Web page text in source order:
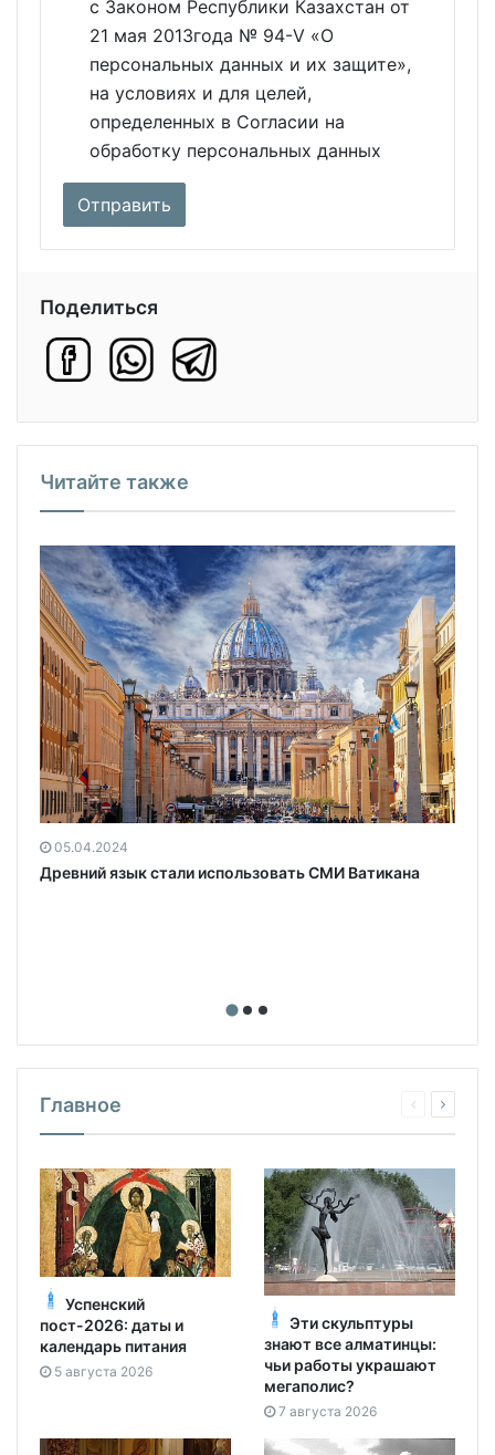
с Законом Республики Казахстан от
21 мая 2013года № 94-V «О
персональных данных и их защите»,
на условиях и для целей,
определенных в Согласии на
обработку персональных данных
Поделиться
Читайте также
05.04.2024
Древний язык стали использовать СМИ Ватикана
Главное
Успенский
пост-2026: даты и
календарь питания
5 августа 2026
Эти скульптуры
знают все алматинцы:
чьи работы украшают
мегаполис?
7 августа 2026